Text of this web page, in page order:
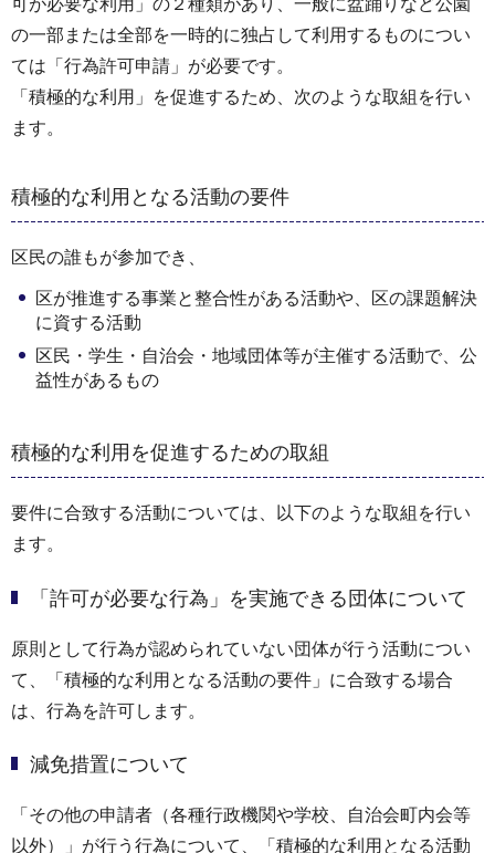
可が必要な利用」の２種類があり、一般に盆踊りなど公園
の一部または全部を一時的に独占して利用するものについ
ては「行為許可申請」が必要です。
「積極的な利用」を促進するため、次のような取組を行い
ます。
積極的な利用となる活動の要件
区民の誰もが参加でき、
区が推進する事業と整合性がある活動や、区の課題解決
に資する活動
区民・学生・自治会・地域団体等が主催する活動で、公
益性があるもの
積極的な利用を促進するための取組
要件に合致する活動については、以下のような取組を行い
ます。
「許可が必要な行為」を実施できる団体について
原則として行為が認められていない団体が行う活動につい
て、「積極的な利用となる活動の要件」に合致する場合
は、行為を許可します。
減免措置について
「その他の申請者（各種行政機関や学校、自治会町内会等
以外）」が行う行為について、「積極的な利用となる活動